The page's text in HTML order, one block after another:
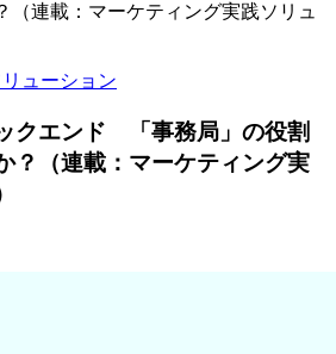
（連載：マーケティング実践ソリュ
ューション
クエンド 「事務局」の役割
？（連載：マーケティング実